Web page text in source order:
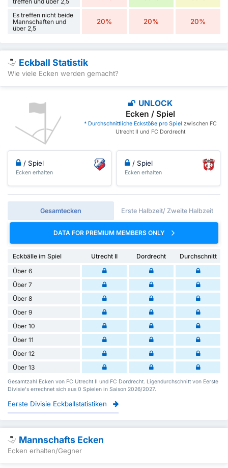
Es treffen nicht beide
Mannschaften und
über 2,5
20% 20% 20%
Eckball Statistik
Wie viele Ecken werden gemacht?
UNLOCK
Ecken / Spiel
* Durchschnittliche Eckstöße pro Spiel zwischen FC
Utrecht II und FC Dordrecht
/ Spiel
Ecken erhalten
/ Spiel
Ecken erhalten
Gesamtecken Erste Halbzeit/ Zweite Halbzeit
DATA FOR PREMIUM MEMBERS ONLY
Eckbälle im Spiel Utrecht II Dordrecht
Durchschnitt
Über 6
Über 7
Über 8
Über 9
Über 10
Über 11
Über 12
Über 13
Gesamtzahl Ecken von FC Utrecht II und FC Dordrecht. Ligendurchschnitt von Eerste
Divisie's errechnet sich aus 0 Spielen in Saison 2026/2027.
Eerste Divisie Eckballstatistiken
Mannschafts Ecken
Ecken erhalten/Gegner